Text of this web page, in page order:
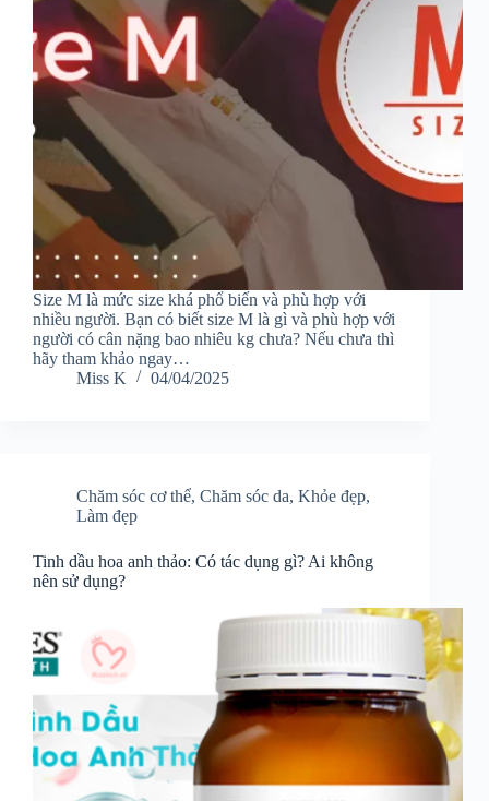
Size M là mức size khá phổ biến và phù hợp với
nhiều người. Bạn có biết size M là gì và phù hợp với
người có cân nặng bao nhiêu kg chưa? Nếu chưa thì
hãy tham khảo ngay…
Miss K
04/04/2025
Chăm sóc cơ thể, Chăm sóc da, Khỏe đẹp,
Làm đẹp
Tinh dầu hoa anh thảo: Có tác dụng gì? Ai không
nên sử dụng?